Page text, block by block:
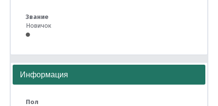
Звание
Новичок
Информация
Пол